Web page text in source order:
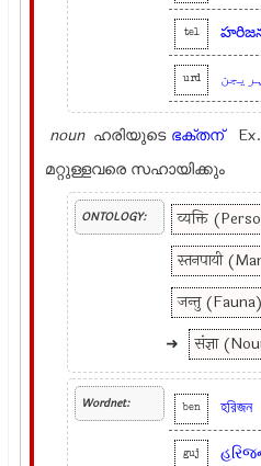
tel
urd ہریجن
noun ഹരിയുടെ ഭക്തന്Ex.
മറ്റുള്ളവരെ സഹായിക്കും
ONTOLOGY: व्यक्ति
स्तनपायी
जन्तु (Fauna)
➜
संज्ञा
Wordnet: ben হরিজন
guj